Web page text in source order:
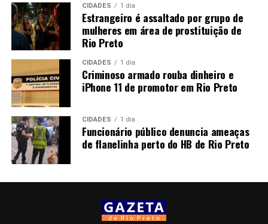
CIDADES 1 dia
Estrangeiro é assaltado por grupo de
mulheres em área de prostituição de
Rio Preto
CIDADES 1 dia
Criminoso armado rouba dinheiro e
iPhone 11 de promotor em Rio Preto
CIDADES 1 dia
Funcionário público denuncia ameaças
de flanelinha perto do HB de Rio Preto